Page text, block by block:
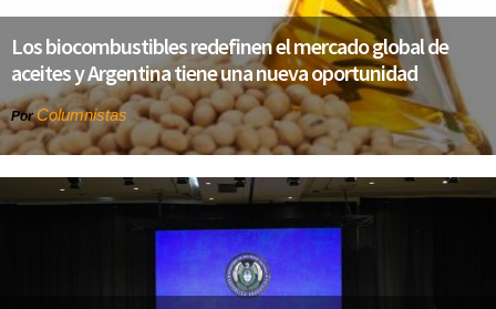
Los biocombustibles redefinen el mercado global de
aceites y Argentina tiene una nueva oportunidad
PorColumnistas